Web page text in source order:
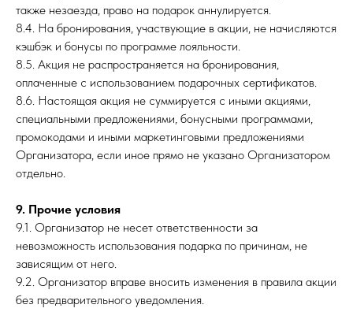
также незаезда, право на подарок аннулируется.
8.4. На бронирования, участвующие в акции, не начисляются
кэшбэк и бонусы по программе лояльности.
8.5. Акция не распространяется на бронирования,
оплаченные с использованием подарочных сертификатов.
8.6. Настоящая акция не суммируется с иными акциями,
специальными предложениями, бонусными программами,
промокодами и иными маркетинговыми предложениями
Организатора, если иное прямо не указано Организатором
отдельно.
9. Прочие условия
9.1. Организатор не несет ответственности за
невозможность использования подарка по причинам, не
зависящим от него.
9.2. Организатор вправе вносить изменения в правила акции
без предварительного уведомления.